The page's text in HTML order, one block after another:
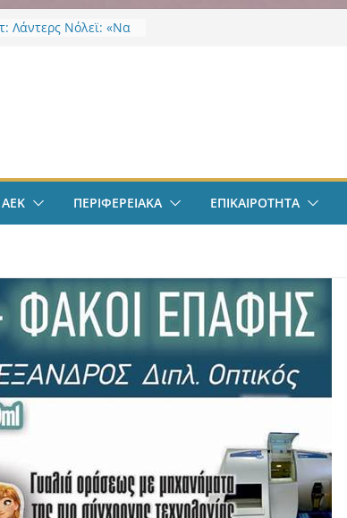
Λάντερς Νόλεϊ: «Να
& web
Λόβρο Μάγερ:
για το Champions
ΝΦ-ΝΧ:
για την απώλεια της
ΠΕΡΙΦΕΡΕΙΑΚΑ ΕΠΙΚΑΙΡΟΤΗΤΑ